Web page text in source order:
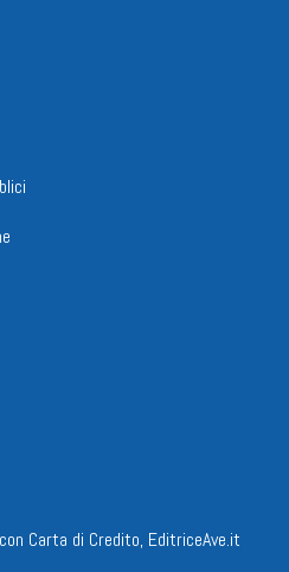
Carta di Credito, EditriceAve.it